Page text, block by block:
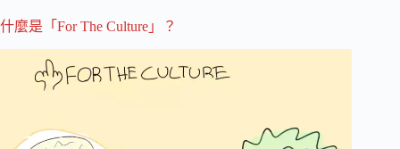
什麼是「For The Culture」？